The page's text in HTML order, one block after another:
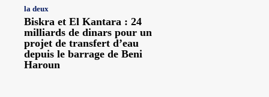
la deux
Biskra et El Kantara : 24
milliards de dinars pour un
projet de transfert d’eau
depuis le barrage de Beni
Haroun